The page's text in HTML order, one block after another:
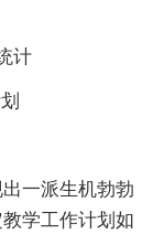
计
一派生机勃勃
学工作计划如